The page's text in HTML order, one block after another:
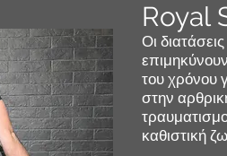
Royal
Οι
του χρόνου
στην
καθιστική